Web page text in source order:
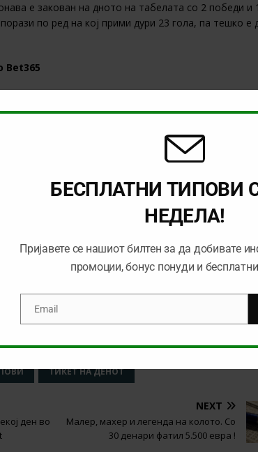
е закован на дното на табелата со 2 победи и
по ред на кој прими дури 23 гола, па тешко е
Bet365
ГГ (
каде второпласираната Валенсија е домаќин
без пораз сезонава. Валенсија има 9 победи и 3
Атлетико Мадрид. Интересно овој тим има
говори за фантастикчните игри на тимот.
реми и тоа исто така против Атлетико Мадрид.
на овие две екипи паднале вкупно 23 гола, или во
но ќе одиме на посигурна варијанта –
ќе бид еолеснета со неиграњето на Пике,
ТИКЕТ НА ДЕНОТ
ден во
NEXT
Малер, махер и легенда на колото. Со
30 денари фатил 5.500 евра !
БЕСПЛАТНИ ТИПОВИ
НЕДЕЛА!
Пријавете се нашиот билтен за да добивате
промоции, бонус понуди и
EmailEmail